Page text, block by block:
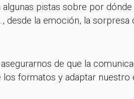
pistas sobre por
desde la emoción, la sorpresa
de que la
formatos y adaptar